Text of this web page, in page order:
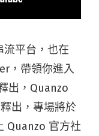
流平台，也在
，帶領你進入
出，Quanzo
出，專場將於
Quanzo 官方社